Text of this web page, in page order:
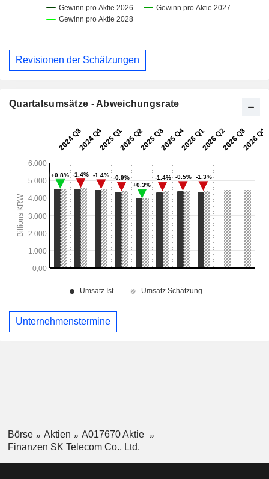
Revisionen der Schätzungen
Quartalsumsätze - Abweichungsrate
Unternehmenstermine
Börse Aktien
A017670 Aktie
Finanzen SK Telecom Co., Ltd.